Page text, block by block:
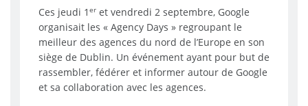
Ces jeudi 1 eret vendredi 2 septembre, Google
organisait les « Agency Days » regroupant le
meilleur des agences du nord de l’Europe en son
siège de Dublin. Un événement ayant pour but de
rassembler, fédérer et informer autour de Google
et sa collaboration avec les agences.